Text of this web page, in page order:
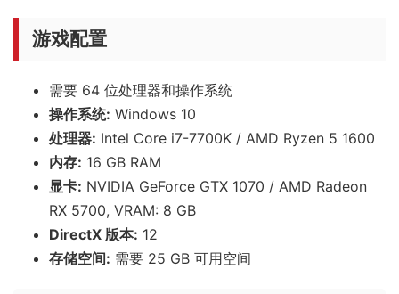
游戏配置
需要 64 位处理器和操作系统
操作系统: Windows 10
处理器: Intel Core i7-7700K / AMD Ryzen 5 1600
内存: 16 GB RAM
显卡: NVIDIA GeForce GTX 1070 / AMD Radeon
RX 5700, VRAM: 8 GB
DirectX 版本: 12
存储空间: 需要 25 GB 可用空间